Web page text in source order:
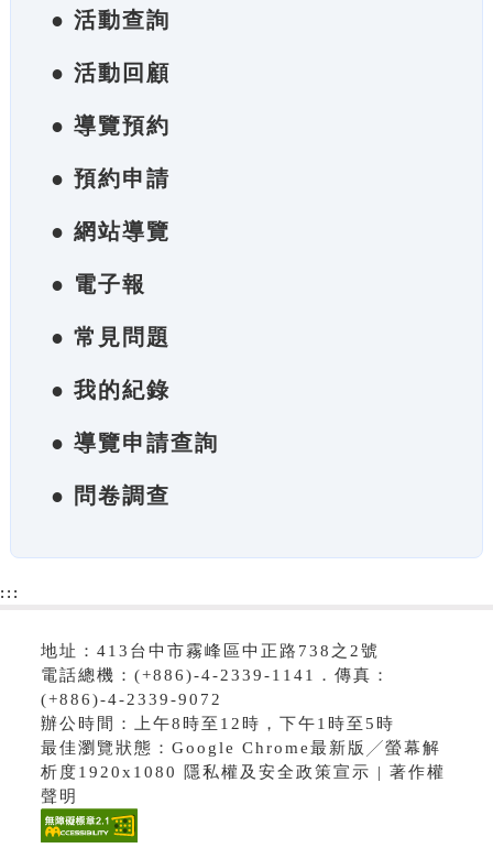
● 活動查詢
● 活動回顧
● 導覽預約
● 預約申請
● 網站導覽
● 電子報
● 常見問題
● 我的紀錄
● 導覽申請查詢
● 問卷調查
:::
地址：413台中市霧峰區中正路738之2號
電話總機：(+886)-4-2339-1141．傳真：
(+886)-4-2339-9072
辦公時間：上午8時至12時，下午1時至5時
最佳瀏覽狀態：Google Chrome最新版╱螢幕解
析度1920x1080 隱私權及安全政策宣示 | 著作權
聲明